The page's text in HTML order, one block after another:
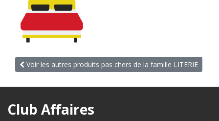
Voir les autres produits pas chers de la famille LITERIE
Club Affaires